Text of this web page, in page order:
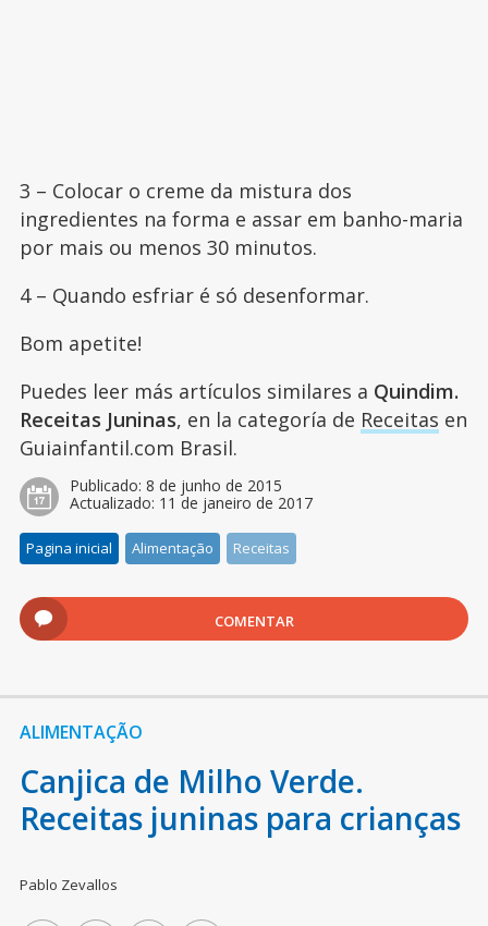
3 – Colocar o creme da mistura dos
ingredientes na forma e assar em banho-maria
por mais ou menos 30 minutos.
4 – Quando esfriar é só desenformar.
Bom apetite!
Puedes leer más artículos similares a Quindim.
Receitas Juninas, en la categoría de Receitas en
Guiainfantil.com Brasil.
Publicado: 8 de junho de 2015
Actualizado: 11 de janeiro de 2017
Pagina inicial Alimentação Receitas
COMENTAR
ALIMENTAÇÃO
Canjica de Milho Verde.
Receitas juninas para crianças
Pablo Zevallos